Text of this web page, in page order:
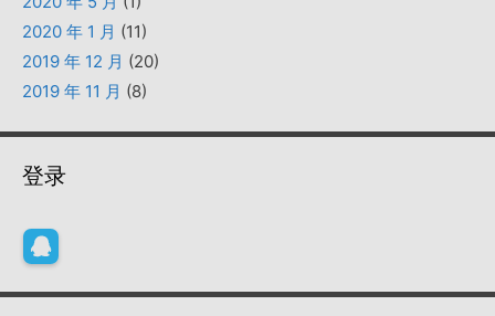
2020 年 1 月 (11)
2019 年 12 月 (20)
2019 年 11 月 (8)
登录